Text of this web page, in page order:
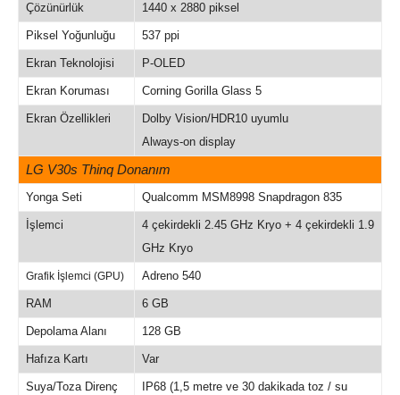
Çözünürlük 1440 x 2880 piksel
Piksel Yoğunluğu 537 ppi
Ekran Teknolojisi P-OLED
Ekran Koruması Corning Gorilla Glass 5
Ekran Özellikleri
Dolby Vision/HDR10 uyumlu
Always-on display
LG V30s Thinq Donanım
Yonga Seti Qualcomm MSM8998 Snapdragon 835
İşlemci
4 çekirdekli 2.45 GHz Kryo + 4 çekirdekli 1.9
GHz Kryo
Grafik İşlemci (GPU) Adreno 540
RAM 6 GB
Depolama Alanı 128 GB
Hafıza Kartı Var
Suya/Toza Direnç IP68 (1,5 metre ve 30 dakikada toz / su